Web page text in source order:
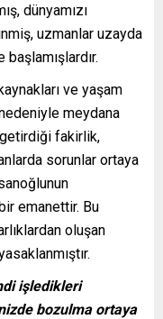
dünyamızı
uzmanlar uzayda
ve yaşam
meydana
fakirlik,
sorunlar ortaya
emanettir. Bu
oluşan
işledikleri
bozulma ortaya